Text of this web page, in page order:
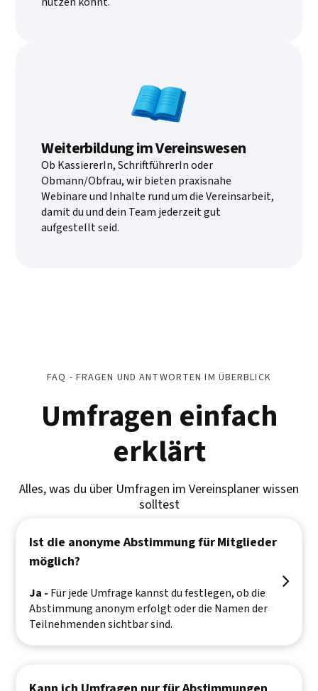
Weiterbildung im Vereinswesen
Ob KassiererIn, SchriftführerIn oder
Obmann/Obfrau, wir bieten praxisnahe
Webinare und Inhalte rund um die Vereinsarbeit,
damit du und dein Team jederzeit gut
aufgestellt seid.
FAQ - FRAGEN UND ANTWORTEN IM ÜBERBLICK
Umfragen einfach
erklärt
Alles, was du über Umfragen im Vereinsplaner wissen
solltest
Ist die anonyme Abstimmung für Mitglieder
möglich?
Ja - Für jede Umfrage kannst du festlegen, ob die
Abstimmung anonym erfolgt oder die Namen der
Teilnehmenden sichtbar sind.
